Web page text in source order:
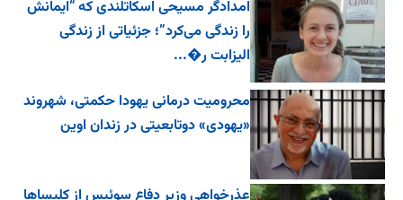
امدادگر مسیحی اسکاتلندی که “ایمانش
را زندگی می‌کرد”؛ جزئیاتی از زندگی
الیزابت ر�...
محرومیت درمانی یهودا حکمتی، شهروند
«یهودی» دوتابعیتی در زندان اوین